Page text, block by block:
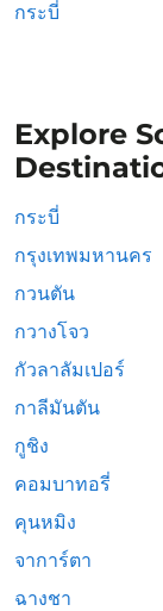
กระบี่
Explore
กระบี่
กรุงเทพมหานคร
กวนตัน
กวางโจว
กัวลาลัมเปอร์
กาลีมันตัน
กูชิง
คอมบาทอรี่
คุนหมิง
จาการ์ตา
ฉางชา